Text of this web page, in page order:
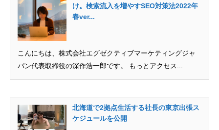
け。検索流入を増やすSEO対策法2022年
春ver...
こんにちは、株式会社エグゼクティブマーケティングジャ
パン代表取締役の深作浩一郎です。 もっとアクセス...
北海道で2拠点生活する社長の東京出張ス
ケジュールを公開